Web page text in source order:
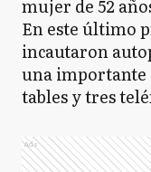
mujer de 52
En este último
incautaron
una importante
tables y tres
Ads